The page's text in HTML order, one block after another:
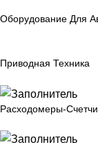
Оборудование Для
Приводная Техника
Расходомеры-